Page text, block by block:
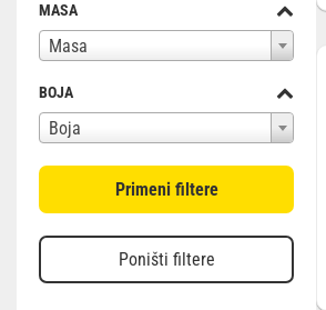
MASA
Masa
BOJA
Boja
Primeni filtere
Poništi filtere